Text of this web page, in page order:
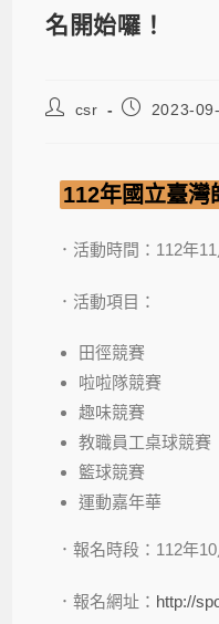
名開始囉！
csr 2023-
112年國立臺灣
．活動時間：112年
．活動項目：
田徑競賽
啦啦隊競賽
趣味競賽
教職員工桌球競賽
籃球競賽
運動嘉年華
．報名時段：112年
．報名網址： http://